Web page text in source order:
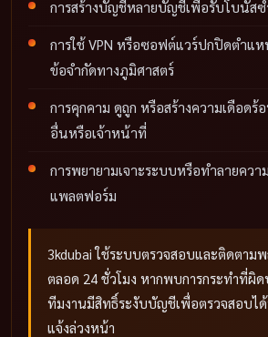
การสร้างบัญชีหลายบัญชีเพื่อรับโบนัส
การใช้ VPN หรือซอฟต์แวร์ปกปิดตำแห
ข้อจำกัดทางภูมิศาสตร์
การคุกคาม ดูถูก หรือสร้างความเดือด
อื่นหรือเจ้าหน้าที่
การพยายามเจาะระบบหรือทำลายคว
แพลตฟอร์ม
3kdubai ใช้ระบบตรวจสอบและติดตามพ
ตลอด 24 ชั่วโมง หากพบการกระทำที่ผิ
ทีมงานมีสิทธิ์ระงับบัญชีเพื่อตรวจสอบไ
แจ้งล่วงหน้า